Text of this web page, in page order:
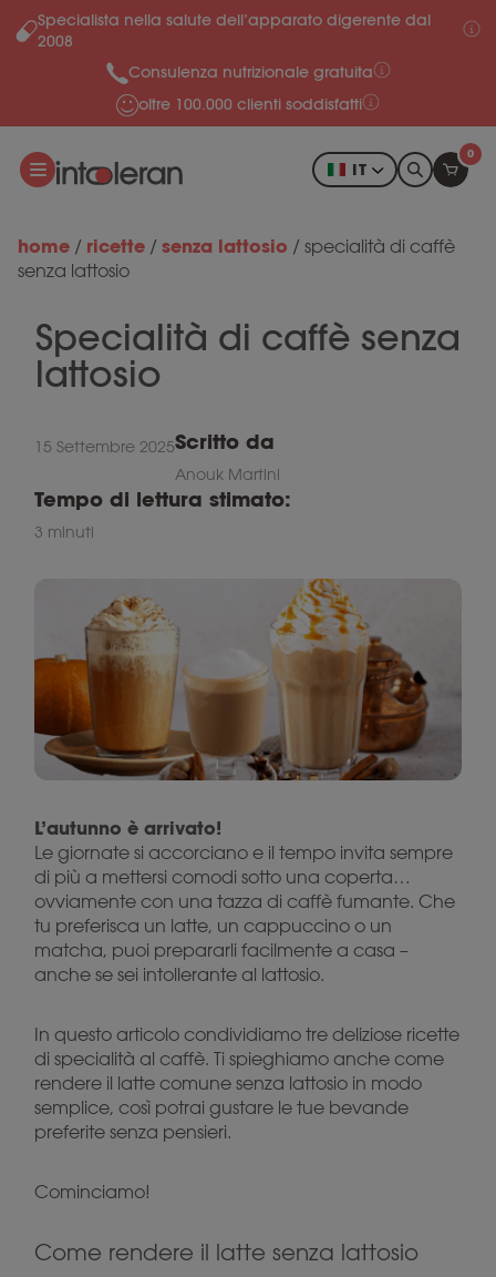
Salta al contenuto
Specialista nella salute dell’apparato digerente dal
2008
Consulenza nutrizionale gratuita
oltre 100.000 clienti soddisfatti
IT
0
home / ricette / senza lattosio / specialità di caffè
senza lattosio
Specialità di caffè senza
lattosio
15 Settembre 2025Scritto da
Anouk Martini
Tempo di lettura stimato:
3 minuti
L’autunno è arrivato!
Le giornate si accorciano e il tempo invita sempre
di più a mettersi comodi sotto una coperta…
ovviamente con una tazza di caffè fumante. Che
tu preferisca un latte, un cappuccino o un
matcha, puoi prepararli facilmente a casa –
anche se sei intollerante al lattosio.
In questo articolo condividiamo tre deliziose ricette
di specialità al caffè. Ti spieghiamo anche come
rendere il latte comune senza lattosio in modo
semplice, così potrai gustare le tue bevande
preferite senza pensieri.
Cominciamo!
Come rendere il latte senza lattosio